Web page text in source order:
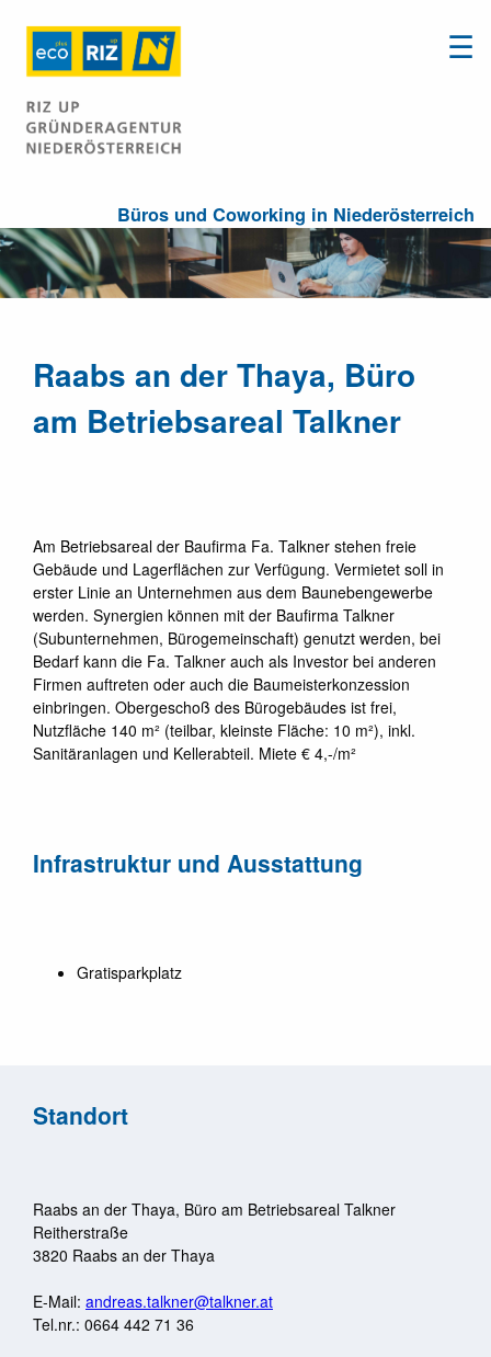
☰
Büros und Coworking in Niederösterreich
Raabs an der Thaya, Büro
am Betriebsareal Talkner
Am Betriebsareal der Baufirma Fa. Talkner stehen freie
Gebäude und Lagerflächen zur Verfügung. Vermietet soll in
erster Linie an Unternehmen aus dem Baunebengewerbe
werden. Synergien können mit der Baufirma Talkner
(Subunternehmen, Bürogemeinschaft) genutzt werden, bei
Bedarf kann die Fa. Talkner auch als Investor bei anderen
Firmen auftreten oder auch die Baumeisterkonzession
einbringen. Obergeschoß des Bürogebäudes ist frei,
Nutzfläche 140 m² (teilbar, kleinste Fläche: 10 m²), inkl.
Sanitäranlagen und Kellerabteil. Miete € 4,-/m²
Infrastruktur und Ausstattung
Gratisparkplatz
Standort
Raabs an der Thaya, Büro am Betriebsareal Talkner
Reitherstraße
3820 Raabs an der Thaya
E-Mail: andreas.talkner@talkner.at
Tel.nr.: 0664 442 71 36